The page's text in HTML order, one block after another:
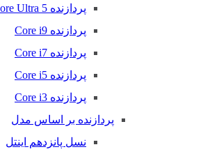
پردازنده Core Ultra 5
پردازنده Core i9
پردازنده Core i7
پردازنده Core i5
پردازنده Core i3
پردازنده بر اساس مدل
نسل پانزدهم اینتل